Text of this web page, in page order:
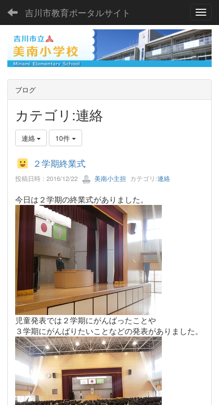
吉川市教育ポータルサイト
ブログ
カテゴリ:連絡
連絡 10件
２学期終業式
投稿日時 : 2016/12/22 美南小主担 カテゴリ:連絡
今日は２学期の終業式がありました。
児童発表では２学期にがんばったことや
３学期にがんばりたいことなどの発表がありました。